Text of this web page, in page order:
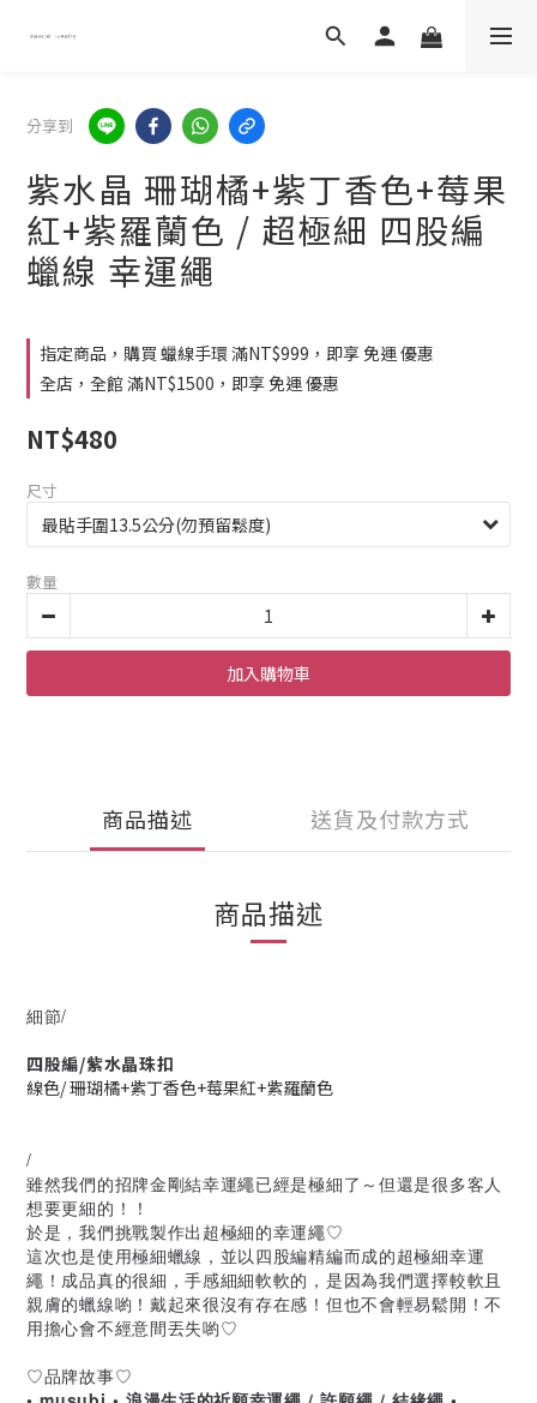
分享到
紫水晶 珊瑚橘+紫丁香色+莓果
紅+紫羅蘭色 / 超極細 四股編
蠟線 幸運繩
指定商品，購買 蠟線手環 滿NT$999，即享 免運 優惠
全店，全館 滿NT$1500，即享 免運 優惠
NT$480
尺寸
數量
加入購物車
商品描述 送貨及付款方式
商品描述
細節/
四股編/紫水晶珠扣
線色/ 珊瑚橘+紫丁香色+莓果紅+紫羅蘭色
/
雖然我們的招牌金剛結幸運繩已經是極細了～但還是很多客人
想要更細的！！
於是，我們挑戰製作出超極細的幸運繩♡
這次也是使用極細蠟線，並以四股編精編而成的超極細幸運
繩！成品真的很細，手感細細軟軟的，是因為我們選擇較軟且
親膚的蠟線喲！戴起來很沒有存在感！但也不會輕易鬆開！不
用擔心會不經意間丟失喲♡
♡品牌故事♡